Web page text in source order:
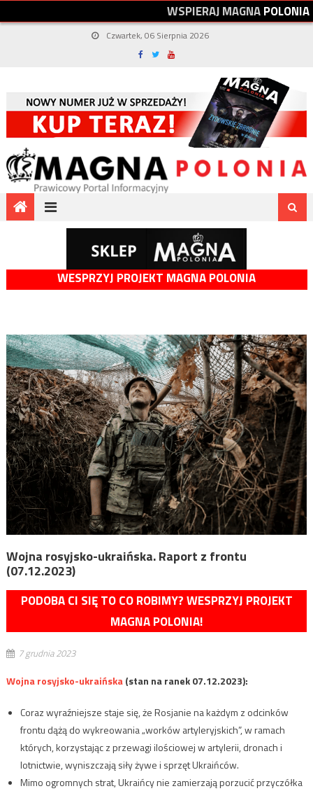
WSPIERAJMAGNAPOLONIA
Czwartek, 06 Sierpnia 2026
WESPRZYJ PROJEKT MAGNA POLONIA
Wojna rosyjsko-ukraińska. Raport z frontu
(07.12.2023)
PODOBA CI SIĘ TO CO ROBIMY? WESPRZYJ PROJEKT
MAGNA POLONIA!
7 grudnia 2023
Wojna rosyjsko-ukraińska(stan na ranek 07.12.2023):
Coraz wyraźniejsze staje się, że Rosjanie na każdym z odcinków
frontu dążą do wykreowania „worków artyleryjskich”, w ramach
których, korzystając z przewagi ilościowej w artylerii, dronach i
lotnictwie, wyniszczają siły żywe i sprzęt Ukraińców.
Mimo ogromnych strat, Ukraińcy nie zamierzają porzucić przyczółka